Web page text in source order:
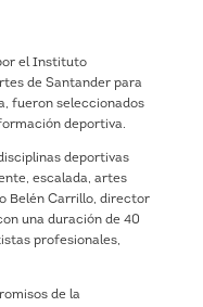
el Instituto
de Santander para
fueron seleccionados
deportiva.
deportivas
escalada, artes
Belén Carrillo, director
una duración de 40
profesionales,
de la